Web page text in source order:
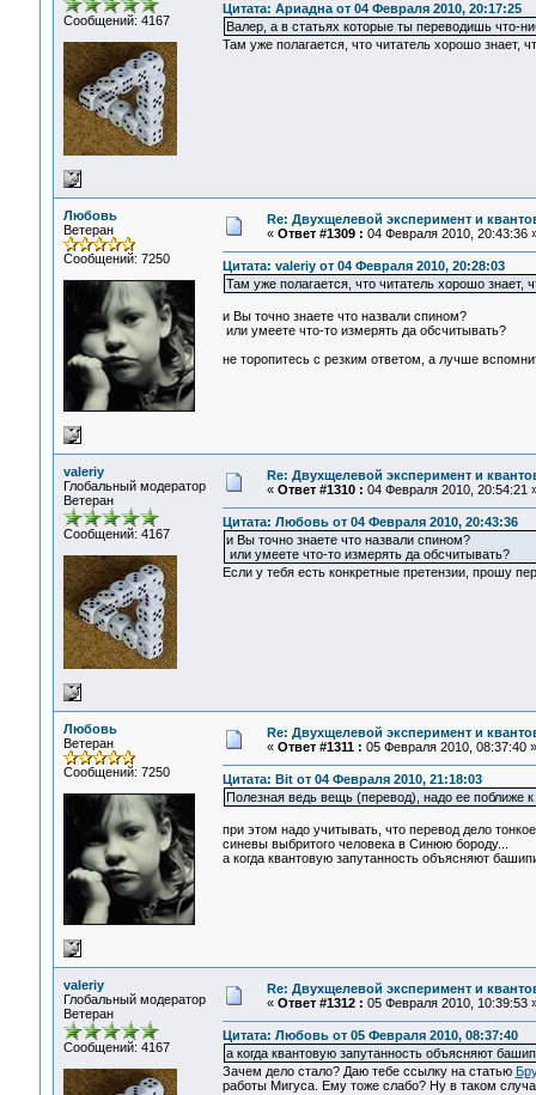
Сообщений: 4167
Цитата: Ариадна от 04 Февраля 2010, 20:17:25
Валер, а в статьях которые ты переводишь что-
Там уже полагается, что читатель хорошо знает,
Любовь
Ветеран
Сообщений: 7250
Re: Двухщелевой эксперимент и
« Ответ #1309 : 04 Февраля 2010, 20:43:36
Цитата: valeriy от 04 Февраля 2010, 20:28:03
Там уже полагается, что читатель хорошо знает,
и Вы точно знаете что назвали спином?
или умеете что-то измерять да обсчитывать?
не торопитесь с резким ответом, а лучше
valeriy
Глобальный модератор
Ветеран
Сообщений: 4167
Re: Двухщелевой эксперимент и
« Ответ #1310 : 04 Февраля 2010, 20:54:21
Цитата: Любовь от 04 Февраля 2010, 20:43:36
и Вы точно знаете что назвали спином?
или умеете что-то измерять да обсчитывать?
Если у тебя есть конкретные претензии, прошу
Любовь
Ветеран
Сообщений: 7250
Re: Двухщелевой эксперимент и
« Ответ #1311 : 05 Февраля 2010, 08:37:40 »
Цитата: Bit от 04 Февраля 2010, 21:18:03
Полезная ведь вещь (перевод), надо ее поближе
при этом надо учитывать, что перевод дело
синевы выбритого человека в Синюю бороду...
а когда квантовую запутанность объясняют
valeriy
Глобальный модератор
Ветеран
Сообщений: 4167
Re: Двухщелевой эксперимент и
« Ответ #1312 : 05 Февраля 2010, 10:39:53
Цитата: Любовь от 05 Февраля 2010, 08:37:40
а когда квантовую запутанность объясняют
Зачем дело стало? Даю тебе ссылку на статью
работы Мигуса. Ему тоже слабо? Ну в таком